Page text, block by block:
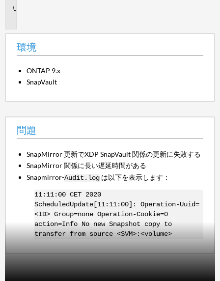
環境
ONTAP 9.x
SnapVault
問題
SnapMirror 更新でXDP SnapVault 関係の更新に失敗する
SnapMirror 関係に長い遅延時間がある
Snapmirror-Audit.log は以下を表示します：
11:11:00 CET 2020
ScheduledUpdate[11:11:00]: Operation-Uuid=
<ID> Group=none Operation-Cookie=0
action=Info No new Snapshot copy to
transfer from source <SVM>:<volume>